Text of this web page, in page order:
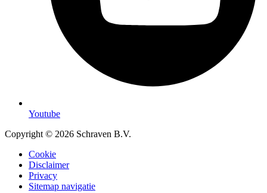
Youtube
Copyright © 2026 Schraven B.V.
Cookie
Disclaimer
Privacy
Sitemap navigatie